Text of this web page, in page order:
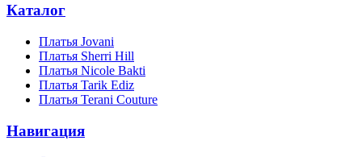
Каталог
Платья Jovani
Платья Sherri Hill
Платья Nicole Bakti
Платья Tarik Ediz
Платья Terani Couture
Навигация